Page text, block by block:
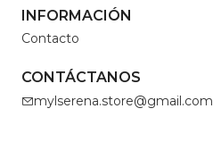
INFORMACIÓN
Contacto
CONTÁCTANOS
mylserena.store@gmail.com